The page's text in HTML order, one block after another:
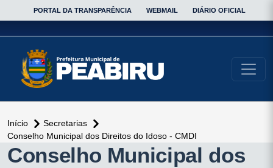
PORTAL DA TRANSPARÊNCIA WEBMAIL DIÁRIO OFICIAL
Início
Secretarias
Conselho Municipal dos Direitos do Idoso - CMDI
conteúdo
principal
Conselho Municipal dos